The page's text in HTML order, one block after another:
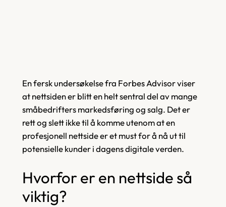
En fersk undersøkelse fra Forbes Advisor viser
at nettsiden er blitt en helt sentral del av mange
småbedrifters markedsføring og salg. Det er
rett og slett ikke til å komme utenom at en
profesjonell nettside er et must for å nå ut til
potensielle kunder i dagens digitale verden.
Hvorfor er en nettside så
viktig?